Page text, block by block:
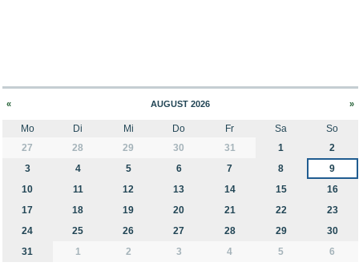
« AUGUST 2026 »
month-8
Mo Di Mi Do Fr Sa
So
27
28 29 30 31 1
2
3
4 5 6 7 8
9
10
11 12 13 14 15
16
17
18 19 20 21 22
23
24
25 26 27 28 29
30
31
1 2 3 4 5 6